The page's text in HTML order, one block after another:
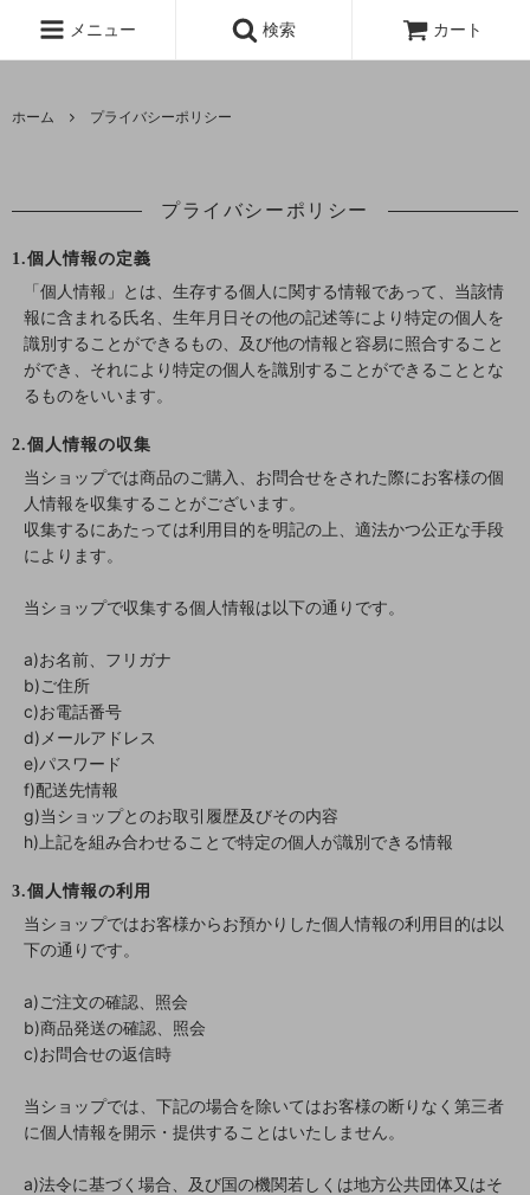
メニュー 検索 カート
ホーム プライバシーポリシー
プライバシーポリシー
1.個人情報の定義
「個人情報」とは、生存する個人に関する情報であって、当該情
報に含まれる氏名、生年月日その他の記述等により特定の個人を
識別することができるもの、及び他の情報と容易に照合すること
ができ、それにより特定の個人を識別することができることとな
るものをいいます。
2.個人情報の収集
当ショップでは商品のご購入、お問合せをされた際にお客様の個
人情報を収集することがございます。
収集するにあたっては利用目的を明記の上、適法かつ公正な手段
によります。
当ショップで収集する個人情報は以下の通りです。
a)お名前、フリガナ
b)ご住所
c)お電話番号
d)メールアドレス
e)パスワード
f)配送先情報
g)当ショップとのお取引履歴及びその内容
h)上記を組み合わせることで特定の個人が識別できる情報
3.個人情報の利用
当ショップではお客様からお預かりした個人情報の利用目的は以
下の通りです。
a)ご注文の確認、照会
b)商品発送の確認、照会
c)お問合せの返信時
当ショップでは、下記の場合を除いてはお客様の断りなく第三者
に個人情報を開示・提供することはいたしません。
a)法令に基づく場合、及び国の機関若しくは地方公共団体又はそ